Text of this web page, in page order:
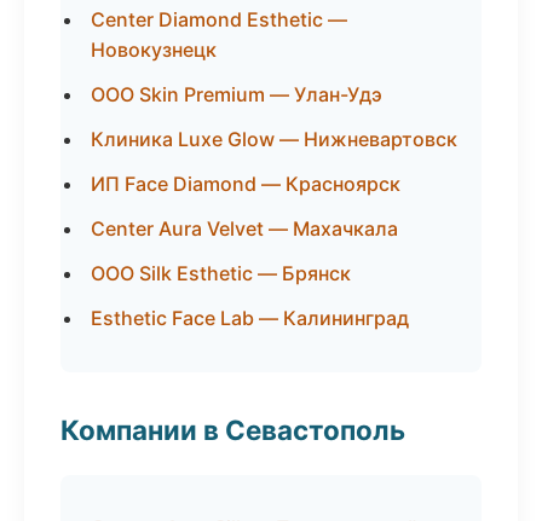
Center Diamond Esthetic —
Новокузнецк
ООО Skin Premium — Улан-Удэ
Клиника Luxe Glow — Нижневартовск
ИП Face Diamond — Красноярск
Center Aura Velvet — Махачкала
ООО Silk Esthetic — Брянск
Esthetic Face Lab — Калининград
Компании в Севастополь